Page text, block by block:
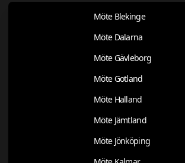
Möte Blekinge
Möte Dalarna
Möte Gävleborg
Möte Gotland
Möte Halland
Möte Jämtland
Möte Jönköping